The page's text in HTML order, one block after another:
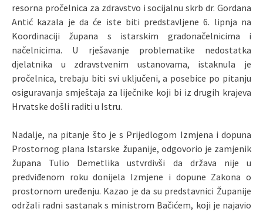
resorna pročelnica za zdravstvo i socijalnu skrb dr. Gordana
Antić kazala je da će iste biti predstavljene 6. lipnja na
Koordinaciji župana s istarskim gradonačelnicima i
načelnicima. U rješavanje problematike nedostatka
djelatnika u zdravstvenim ustanovama, istaknula je
pročelnica, trebaju biti svi uključeni, a posebice po pitanju
osiguravanja smještaja za liječnike koji bi iz drugih krajeva
Hrvatske došli raditi u Istru.
Nadalje, na pitanje što je s Prijedlogom Izmjena i dopuna
Prostornog plana Istarske županije, odgovorio je zamjenik
župana Tulio Demetlika ustvrdivši da država nije u
predviđenom roku donijela Izmjene i dopune Zakona o
prostornom uređenju. Kazao je da su predstavnici Županije
održali radni sastanak s ministrom Bačićem, koji je najavio